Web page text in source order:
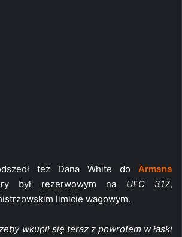
też Dana White do Armana
był rezerwowym na UFC 317,
limicie wagowym.
wkupił się teraz z powrotem w łaski